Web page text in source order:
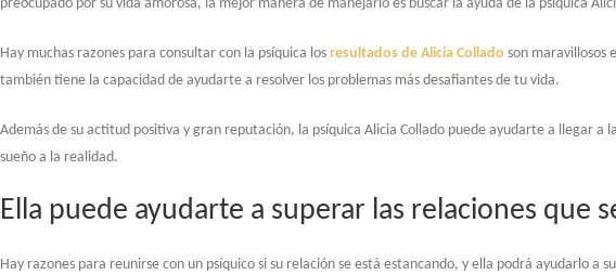
preocupado por su vida amorosa, la mejor manera de manejarlo es buscar la ayuda de la psíquica
Hay muchas razones para consultar con la psíquica los resultados de Alicia Collado son maravillosos
también tiene la capacidad de ayudarte a resolver los problemas más desafiantes de tu vida.
Además de su actitud positiva y gran reputación, la psíquica Alicia Collado puede ayudarte a llegar
sueño a la realidad.
Ella puede ayudarte a superar las relaciones que
Hay razones para reunirse con un psíquico si su relación se está estancando, y ella podrá ayudarlo